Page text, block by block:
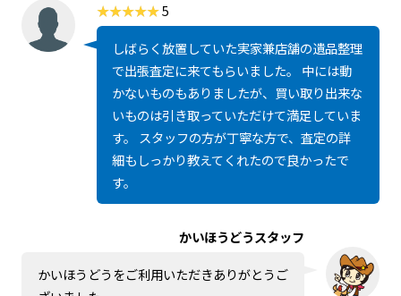
5
しばらく放置していた実家兼店舗の遺品整理
で出張査定に来てもらいました。 中には動
かないものもありましたが、買い取り出来な
いものは引き取っていただけて満足していま
す。 スタッフの方が丁寧な方で、査定の詳
細もしっかり教えてくれたので良かったで
す。
かいほうどうスタッフ
かいほうどうをご利用いただきありがとうご